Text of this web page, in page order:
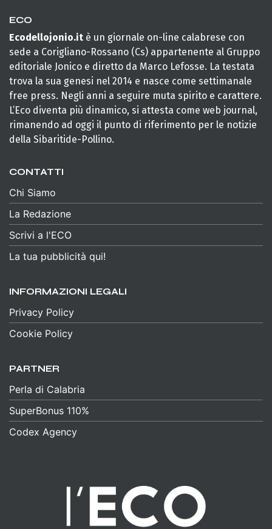
ECO
Ecodellojonio.it è un giornale on-line calabrese con
sede a Corigliano-Rossano (Cs) appartenente al Gruppo
editoriale Jonico e diretto da Marco Lefosse. La testata
trova la sua genesi nel 2014 e nasce come settimanale
free press. Negli anni a seguire muta spirito e carattere.
L’Eco diventa più dinamico, si attesta come web journal,
rimanendo ad oggi il punto di riferimento per le notizie
della Sibaritide-Pollino.
CONTATTI
Chi Siamo
La Redazione
Scrivi a l'ECO
La tua pubblicità qui!
INFORMAZIONI LEGALI
Privacy Policy
Cookie Policy
PARTNER
Perla di Calabria
SuperBonus 110%
Codex Agency